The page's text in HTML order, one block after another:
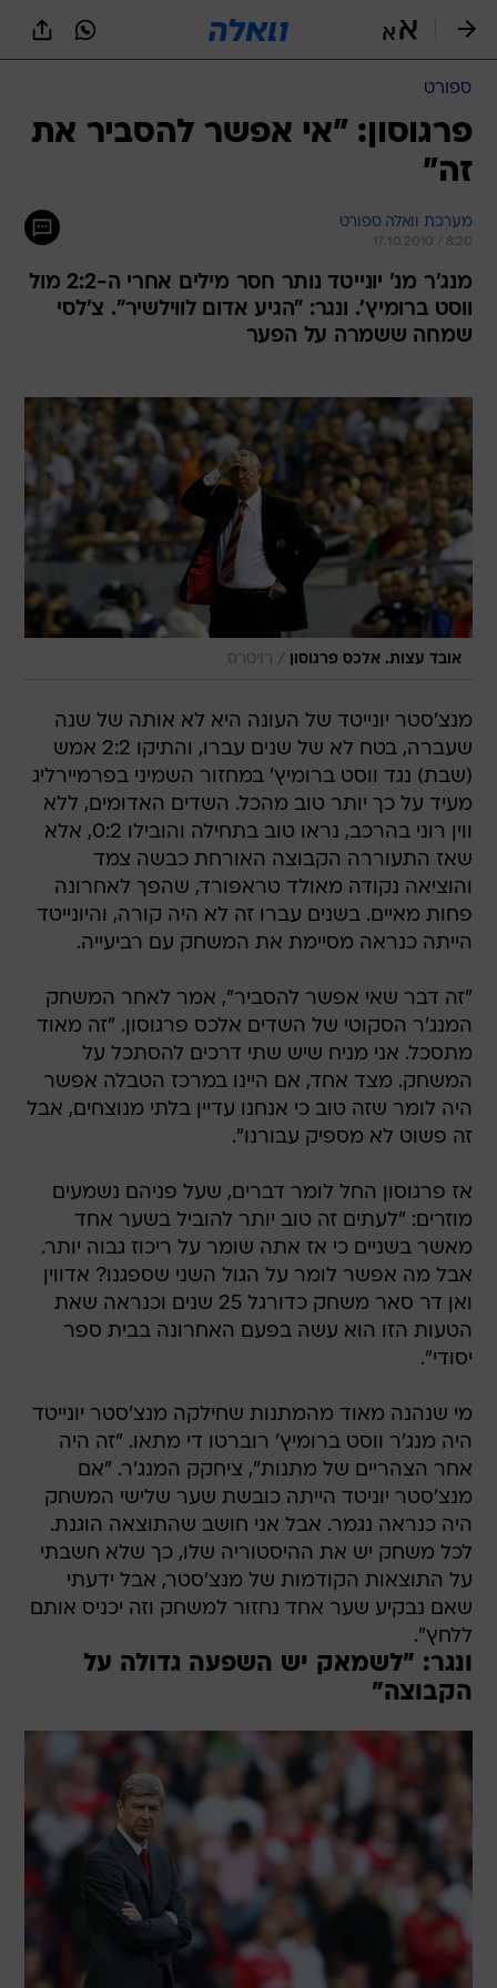
ספורט
פרגוסון: "אי אפשר להסביר את
זה"
מערכת וואלה ספורט
17.10.2010 / 8:20
מנג'ר מנ' יונייטד נותר חסר מילים אחרי ה-2:2 מול
ווסט ברומיץ'. ונגר: "הגיע אדום לווילשיר". צ'לסי
שמחה ששמרה על הפער
אובד עצות. אלכס פרגוסון / רויטרס
מנצ'סטר יונייטד של העונה היא לא אותה של שנה
שעברה, בטח לא של שנים עברו, והתיקו 2:2 אמש
(שבת) נגד ווסט ברומיץ' במחזור השמיני בפרמיירליג
מעיד על כך יותר טוב מהכל. השדים האדומים, ללא
ווין רוני בהרכב, נראו טוב בתחילה והובילו 0:2, אלא
שאז התעוררה הקבוצה האורחת כבשה צמד
והוציאה נקודה מאולד טראפורד, שהפך לאחרונה
פחות מאיים. בשנים עברו זה לא היה קורה, והיונייטד
הייתה כנראה מסיימת את המשחק עם רביעייה.
"זה דבר שאי אפשר להסביר", אמר לאחר המשחק
המנג'ר הסקוטי של השדים אלכס פרגוסון. "זה מאוד
מתסכל. אני מניח שיש שתי דרכים להסתכל על
המשחק. מצד אחד, אם היינו במרכז הטבלה אפשר
היה לומר שזה טוב כי אנחנו עדיין בלתי מנוצחים, אבל
זה פשוט לא מספיק עבורנו".
אז פרגוסון החל לומר דברים, שעל פניהם נשמעים
מוזרים: "לעתים זה טוב יותר להוביל בשער אחד
מאשר בשניים כי אז אתה שומר על ריכוז גבוה יותר.
אבל מה אפשר לומר על הגול השני שספגנו? אדווין
ואן דר סאר משחק כדורגל 25 שנים וכנראה שאת
הטעות הזו הוא עשה בפעם האחרונה בבית ספר
יסודי".
מי שנהנה מאוד מהמתנות שחילקה מנצ'סטר יונייטד
היה מנג'ר ווסט ברומיץ' רוברטו די מתאו. "זה היה
אחר הצהריים של מתנות", ציחקק המנג'ר. "אם
מנצ'סטר יוניטד הייתה כובשת שער שלישי המשחק
היה כנראה נגמר. אבל אני חושב שהתוצאה הוגנת.
לכל משחק יש את ההיסטוריה שלו, כך שלא חשבתי
על התוצאות הקודמות של מנצ'סטר, אבל ידעתי
שאם נבקיע שער אחד נחזור למשחק וזה יכניס אותם
ללחץ".
ונגר: "לשמאק יש השפעה גדולה על
הקבוצה"